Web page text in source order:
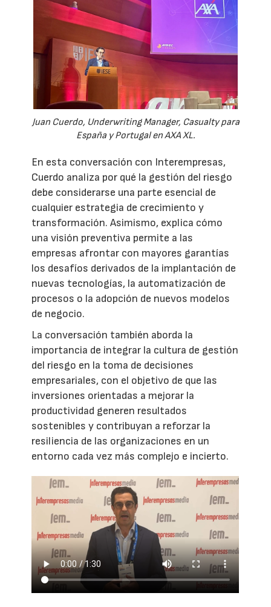
Juan Cuerdo, Underwriting Manager, Casualty para
España y Portugal en AXA XL.
En esta conversación con Interempresas,
Cuerdo analiza por qué la gestión del riesgo
debe considerarse una parte esencial de
cualquier estrategia de crecimiento y
transformación. Asimismo, explica cómo
una visión preventiva permite a las
empresas afrontar con mayores garantías
los desafíos derivados de la implantación de
nuevas tecnologías, la automatización de
procesos o la adopción de nuevos modelos
de negocio.
La conversación también aborda la
importancia de integrar la cultura de gestión
del riesgo en la toma de decisiones
empresariales, con el objetivo de que las
inversiones orientadas a mejorar la
productividad generen resultados
sostenibles y contribuyan a reforzar la
resiliencia de las organizaciones en un
entorno cada vez más complejo e incierto.